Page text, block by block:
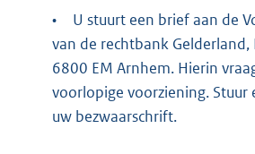
•
U stuurt een brief aan de
van de rechtbank Gelderland,
6800 EM Arnhem. Hierin
voorlopige voorziening. Stuur
uw bezwaarschrift.